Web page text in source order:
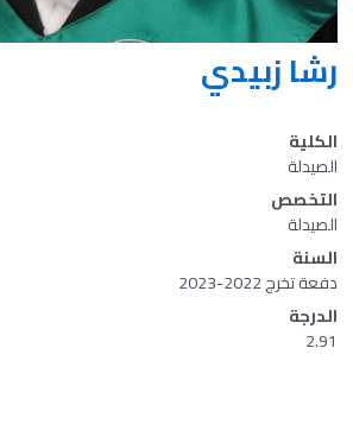
رشا زبيدي
الكلية
الصيدلة
التخصص
الصيدلة
السنة
دفعة تخرج 2022-2023
الدرجة
2.91